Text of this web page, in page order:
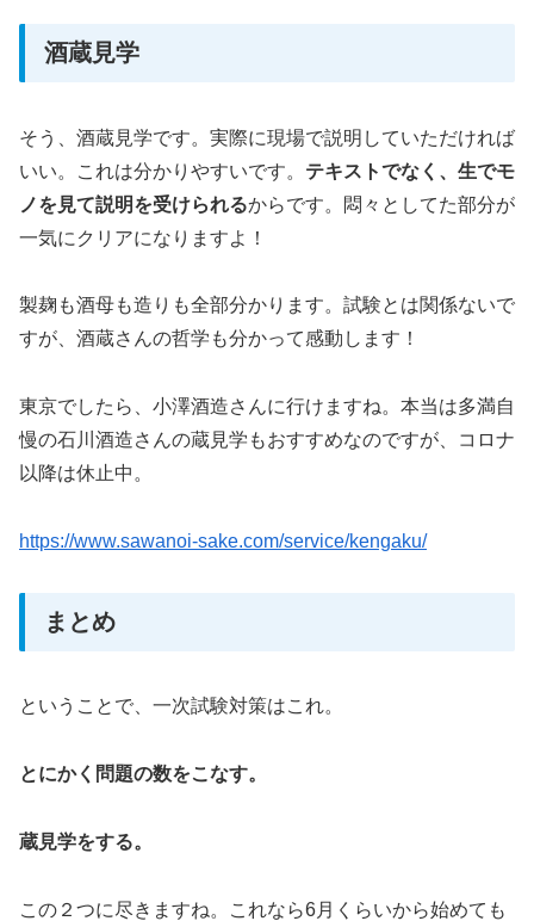
酒蔵見学
そう、酒蔵見学です。実際に現場で説明していただければ
いい。これは分かりやすいです。 テキストでなく、生でモ
ノを見て説明を受けられるからです。悶々としてた部分が
一気にクリアになりますよ！
製麹も酒母も造りも全部分かります。試験とは関係ないで
すが、酒蔵さんの哲学も分かって感動します！
東京でしたら、小澤酒造さんに行けますね。本当は多満自
慢の石川酒造さんの蔵見学もおすすめなのですが、コロナ
以降は休止中。
https://www.sawanoi-sake.com/service/kengaku/
まとめ
ということで、一次試験対策はこれ。
とにかく問題の数をこなす。
蔵見学をする。
この２つに尽きますね。これなら6月くらいから始めても